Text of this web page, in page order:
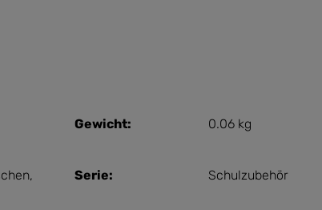
Gewicht: 0.06 kg
,
Serie: Schulzubehör